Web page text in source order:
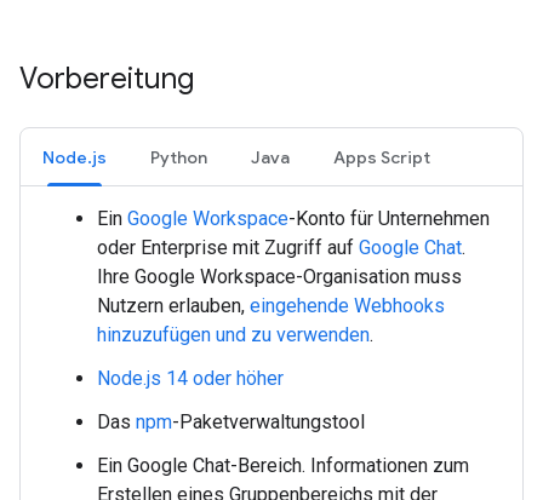
Vorbereitung
Node.js Python Java Apps Script
Ein Google Workspace-Konto für Unternehmen
oder Enterprise mit Zugriff auf Google Chat.
Ihre Google Workspace-Organisation muss
Nutzern erlauben, eingehende Webhooks
hinzuzufügen und zu verwenden.
Node.js 14 oder höher
Das npm-Paketverwaltungstool
Ein Google Chat-Bereich. Informationen zum
Erstellen eines Gruppenbereichs mit der